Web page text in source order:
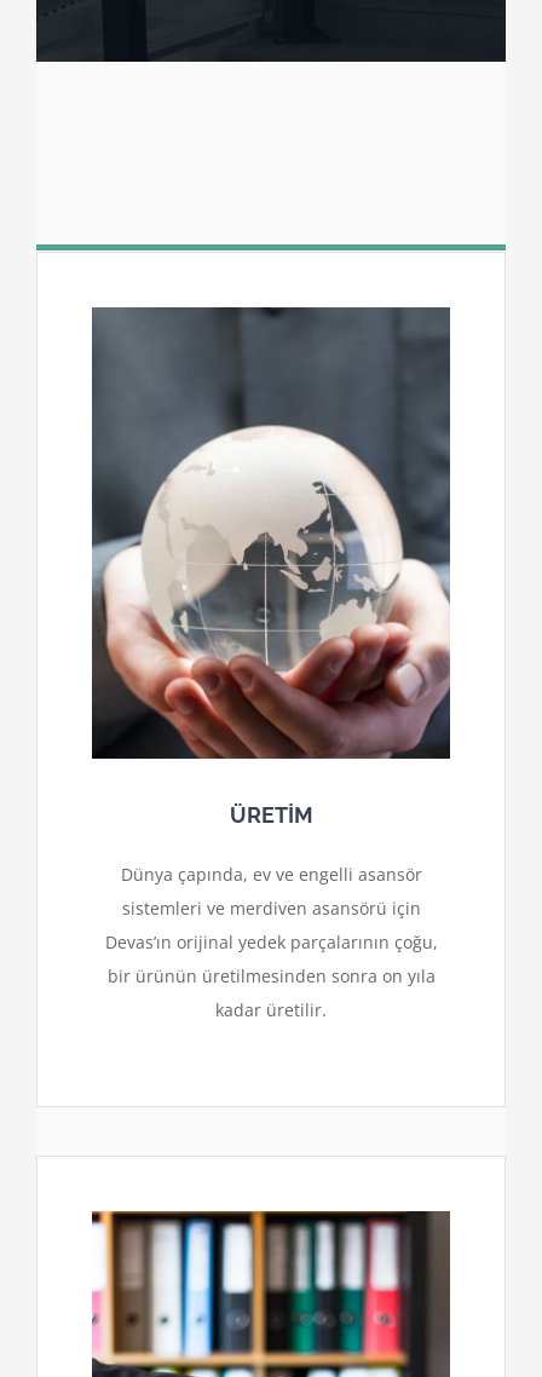
ÜRETİM
Dünya çapında, ev ve engelli asansör
sistemleri ve merdiven asansörü için
Devas’ın orijinal yedek parçalarının çoğu,
bir ürünün üretilmesinden sonra on yıla
kadar üretilir.